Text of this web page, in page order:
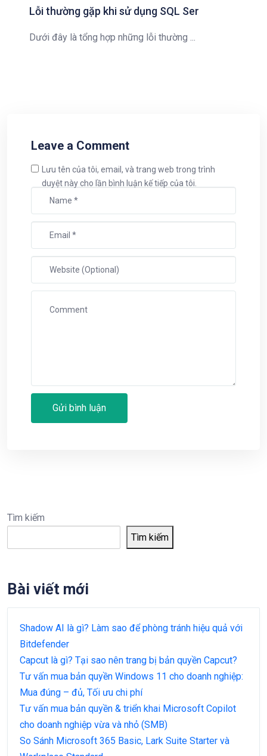
Lỗi thường gặp khi sử dụng SQL Ser
Dưới đây là tổng hợp những lỗi thường ...
Leave a Comment
Lưu tên của tôi, email, và trang web trong trình
duyệt này cho lần bình luận kế tiếp của tôi.
Tìm kiếm
Tìm kiếm
Bài viết mới
Shadow AI là gì? Làm sao để phòng tránh hiệu quả với
Bitdefender
Capcut là gì? Tại sao nên trang bị bản quyền Capcut?
Tư vấn mua bản quyền Windows 11 cho doanh nghiệp:
Mua đúng – đủ, Tối ưu chi phí
Tư vấn mua bản quyền & triển khai Microsoft Copilot
cho doanh nghiệp vừa và nhỏ (SMB)
So Sánh Microsoft 365 Basic, Lark Suite Starter và